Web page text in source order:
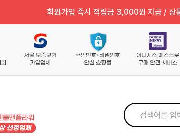
회원가입 즉시 적립금 3,000원 지급 / 상